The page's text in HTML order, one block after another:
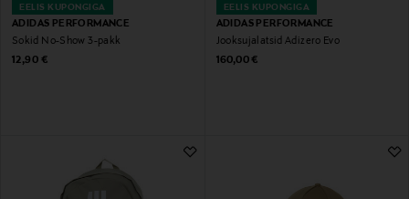
EELIS KUPONGIGA
ADIDAS PERFORMANCE
Sokid No-Show 3-pakk
Original Price
12,90 €
EELIS KUPONGIGA
ADIDAS PERFORMANCE
Jooksujalatsid Adizero Evo
Original Price
160,00 €